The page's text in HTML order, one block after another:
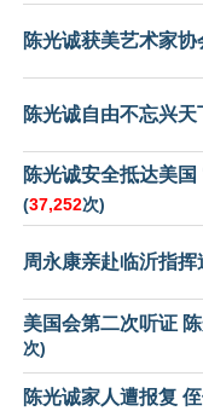
陈光诚获美艺术家协
陈光诚自由不忘兴天
陈光诚安全抵达美
(37,252次)
周永康亲赴临沂指
美国会第二次听证
次)
陈光诚家人遭报复